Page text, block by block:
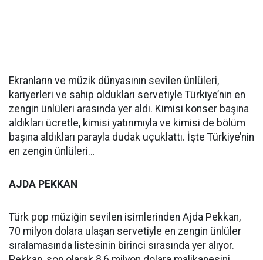
Ekranların ve müzik dünyasının sevilen ünlüleri,
kariyerleri ve sahip oldukları servetiyle Türkiye’nin en
zengin ünlüleri arasında yer aldı. Kimisi konser başına
aldıkları ücretle, kimisi yatırımıyla ve kimisi de bölüm
başına aldıkları parayla dudak uçuklattı. İşte Türkiye’nin
en zengin ünlüleri…
AJDA PEKKAN
Türk pop müziğin sevilen isimlerinden Ajda Pekkan,
70 milyon dolara ulaşan servetiyle en zengin ünlüler
sıralamasında listesinin birinci sırasında yer alıyor.